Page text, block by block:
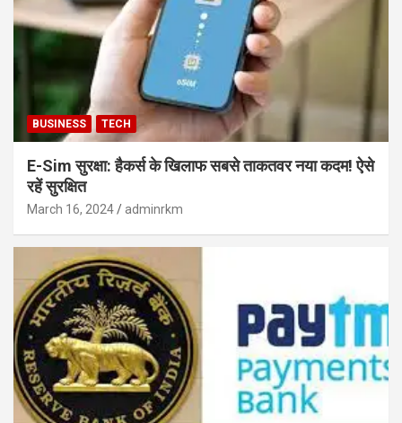
BUSINESS TECH
E-Sim सुरक्षा: हैकर्स के खिलाफ सबसे ताकतवर नया कदम! ऐसे
रहें सुरक्षित
March 16, 2024 adminrkm